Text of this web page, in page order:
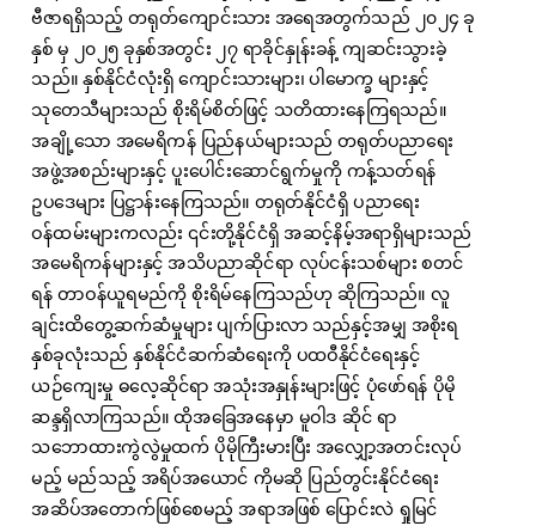
ဗီဇာရရှိသည့် တရုတ်ကျောင်းသား အရေအတွက်သည် ၂၀၂၄ ခု
နှစ် မှ ၂၀၂၅ ခုနှစ်အတွင်း ၂၇ ရာခိုင်နှုန်းခန့် ကျဆင်းသွားခဲ့
သည်။ နှစ်နိုင်ငံလုံးရှိ ကျောင်းသားများ၊ ပါမောက္ခ များနှင့်
သုတေသီများသည် စိုးရိမ်စိတ်ဖြင့် သတိထားနေကြရသည်။
အချို့သော အမေရိကန် ပြည်နယ်များသည် တရုတ်ပညာရေး
အဖွဲ့အစည်းများနှင့် ပူးပေါင်းဆောင်ရွက်မှုကို ကန့်သတ်ရန်
ဥပဒေများ ပြဋ္ဌာန်းနေကြသည်။ တရုတ်နိုင်ငံရှိ ပညာရေး
ဝန်ထမ်းများကလည်း ၎င်းတို့နိုင်ငံရှိ အဆင့်နိမ့်အရာရှိများသည်
အမေရိကန်များနှင့် အသိပညာဆိုင်ရာ လုပ်ငန်းသစ်များ စတင်
ရန် တာဝန်ယူရမည်ကို စိုးရိမ်နေကြသည်ဟု ဆိုကြသည်။ လူ
ချင်းထိတွေ့ဆက်ဆံမှုများ ပျက်ပြားလာ သည်နှင့်အမျှ အစိုးရ
နှစ်ခုလုံးသည် နှစ်နိုင်ငံဆက်ဆံရေးကို ပထဝီနိုင်ငံရေးနှင့်
ယဉ်ကျေးမှု ဓလေ့ဆိုင်ရာ အသုံးအနှုန်းများဖြင့် ပုံဖော်ရန် ပိုမို
ဆန္ဒရှိလာကြသည်။ ထိုအခြေအနေမှာ မူဝါဒ ဆိုင် ရာ
သဘောထားကွဲလွဲမှုထက် ပိုမိုကြီးမားပြီး အလျှော့အတင်းလုပ်
မည့် မည်သည့် အရိပ်အယောင် ကိုမဆို ပြည်တွင်းနိုင်ငံရေး
အဆိပ်အတောက်ဖြစ်စေမည့် အရာအဖြစ် ပြောင်းလဲ ရှုမြင်